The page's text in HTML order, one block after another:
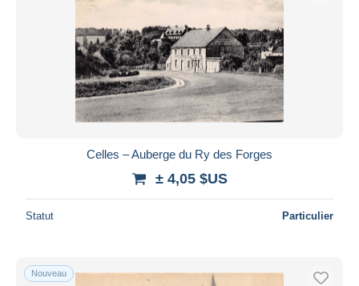
Celles – Auberge du Ry des Forges
± 4,05 $US
Statut Particulier
Nouveau